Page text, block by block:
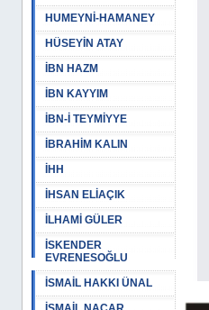
HUMEYNİ-HAMANEY
HÜSEYİN ATAY
İBN HAZM
İBN KAYYIM
İBN-İ TEYMİYYE
İBRAHİM KALIN
İHH
İHSAN ELİAÇIK
İLHAMİ GÜLER
İSKENDER
EVRENESOĞLU
İSMAİL HAKKI ÜNAL